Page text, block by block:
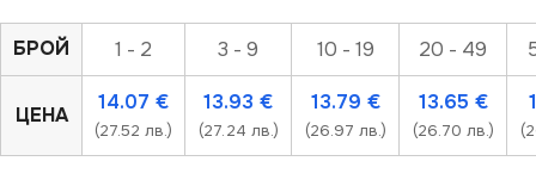
БРОЙ 1 - 2 3 - 9 10 - 19 20 - 49
ЦЕНА
14.07 €
(27.52 лв.)
13.93 €
(27.24 лв.)
13.79 €
(26.97 лв.)
13.65 €
(26.70 лв.)